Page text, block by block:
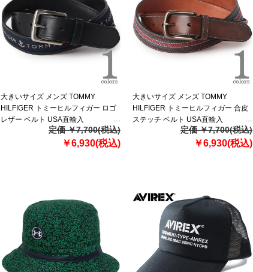
大きいサイズ メンズ TOMMY
HILFIGER トミーヒルフィガー ロゴ
レザー ベルト USA直輸入
定価 ￥7,700(税込)
￥6,930(税込)
大きいサイズ メンズ TOMMY
HILFIGER トミーヒルフィガー 合皮
ステッチ ベルト USA直輸入
定価 ￥7,700(税込)
￥6,930(税込)